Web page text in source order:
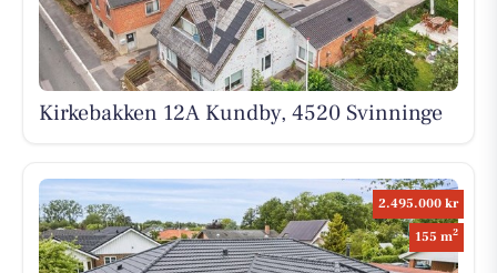
Kirkebakken 12A Kundby, 4520 Svinninge
2.495.000 kr
155 m2